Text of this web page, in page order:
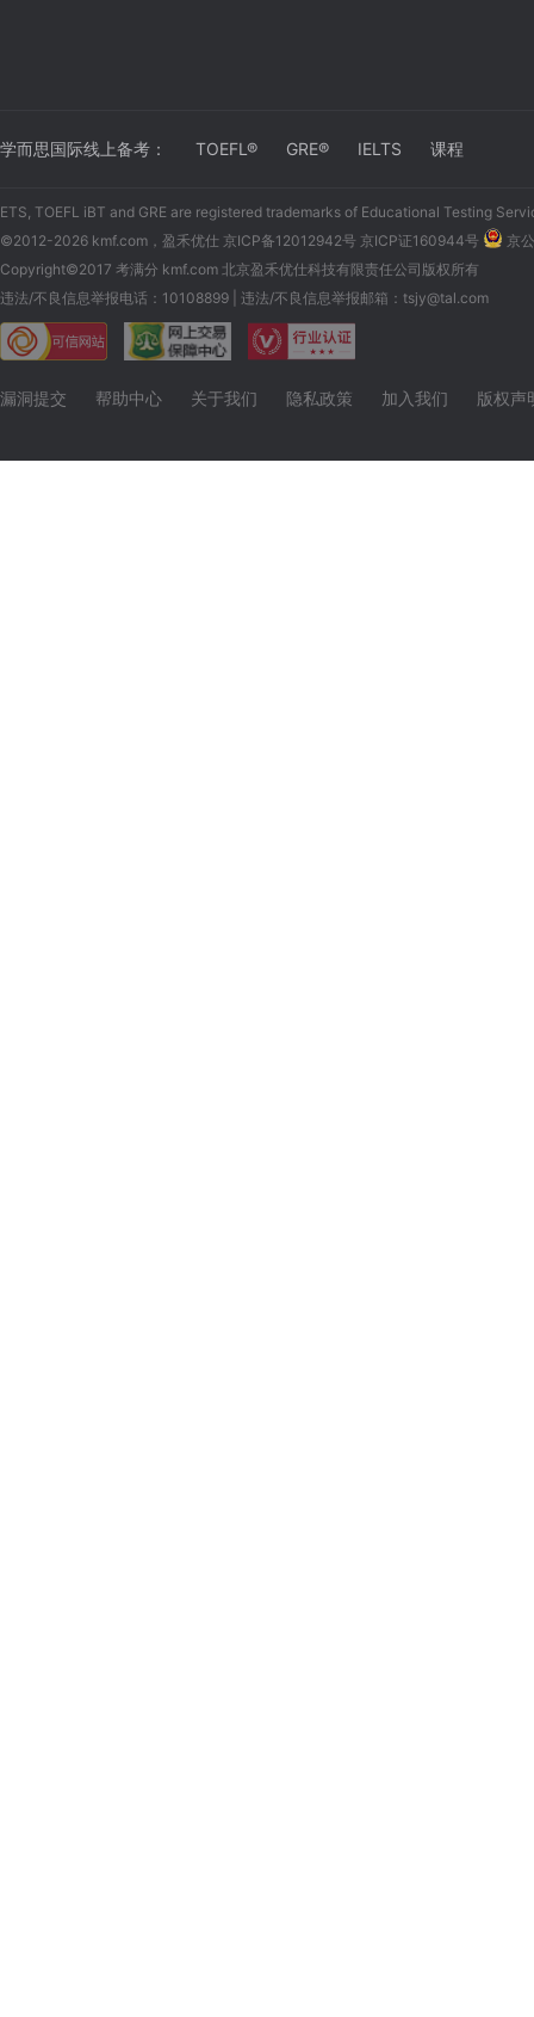
学而思国际线上备考： TOEFL® GRE® IELTS 课程
ETS, TOEFL iBT and GRE are registered trademarks of Educational Testing
©2012-2026 kmf.com，盈禾优仕 京ICP备12012942号 京ICP证160944号
京
Copyright©2017 考满分 kmf.com 北京盈禾优仕科技有限责任公司版权所有
违法/不良信息举报电话：10108899 | 违法/不良信息举报邮箱：tsjy@tal.com
漏洞提交 帮助中心 关于我们 隐私政策 加入我们 版权声